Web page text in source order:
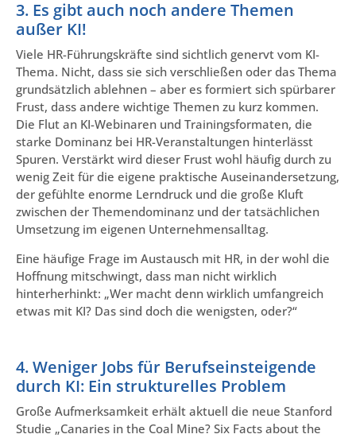
3. Es gibt auch noch andere Themen
außer KI!
Viele HR-Führungskräfte sind sichtlich genervt vom KI-
Thema. Nicht, dass sie sich verschließen oder das Thema
grundsätzlich ablehnen – aber es formiert sich spürbarer
Frust, dass andere wichtige Themen zu kurz kommen.
Die Flut an KI-Webinaren und Trainingsformaten, die
starke Dominanz bei HR-Veranstaltungen hinterlässt
Spuren. Verstärkt wird dieser Frust wohl häufig durch zu
wenig Zeit für die eigene praktische Auseinandersetzung,
der gefühlte enorme Lerndruck und die große Kluft
zwischen der Themendominanz und der tatsächlichen
Umsetzung im eigenen Unternehmensalltag.
Eine häufige Frage im Austausch mit HR, in der wohl die
Hoffnung mitschwingt, dass man nicht wirklich
hinterherhinkt: „Wer macht denn wirklich umfangreich
etwas mit KI? Das sind doch die wenigsten, oder?“
4. Weniger Jobs für Berufseinsteigende
durch KI: Ein strukturelles Problem
Große Aufmerksamkeit erhält aktuell die neue Stanford
Studie „Canaries in the Coal Mine? Six Facts about the